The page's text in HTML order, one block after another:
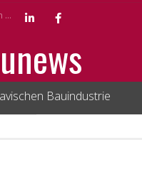
Bauindustrie